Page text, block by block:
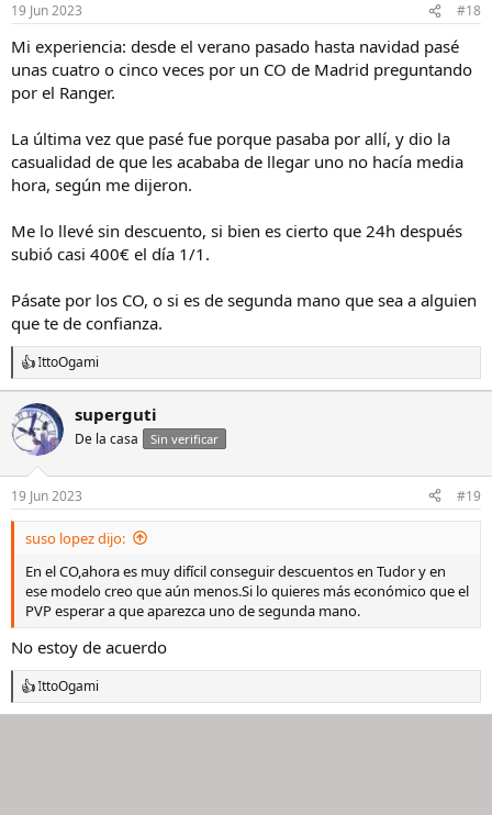
19 Jun 2023 #18
Mi experiencia: desde el verano pasado hasta navidad pasé
unas cuatro o cinco veces por un CO de Madrid preguntando
por el Ranger.
La última vez que pasé fue porque pasaba por allí, y dio la
casualidad de que les acababa de llegar uno no hacía media
hora, según me dijeron.
Me lo llevé sin descuento, si bien es cierto que 24h después
subió casi 400€ el día 1/1.
Pásate por los CO, o si es de segunda mano que sea a alguien
que te de confianza.
R
e
a
c
c
o
n
e
IttoOgami
superguti
De la casa Sin verificar
19 Jun 2023 #19
suso lopez dijo:
En el CO,ahora es muy difícil conseguir descuentos en Tudor y en
ese modelo creo que aún menos.Si lo quieres más económico que el
PVP esperar a que aparezca uno de segunda mano.
No estoy de acuerdo
R
e
IttoOgami